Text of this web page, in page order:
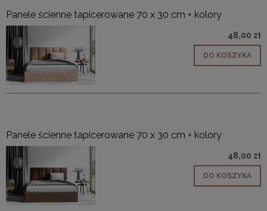
Panele ścienne tapicerowane 70 x 30 cm + kolory
48,00 zł
DO KOSZYKA
Panele ścienne tapicerowane 70 x 30 cm + kolory
48,00 zł
DO KOSZYKA